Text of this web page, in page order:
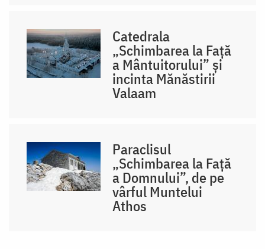
Catedrala
„Schimbarea la Față
a Mântuitorului” și
incinta Mănăstirii
Valaam
Paraclisul
„Schimbarea la Față
a Domnului”, de pe
vârful Muntelui
Athos